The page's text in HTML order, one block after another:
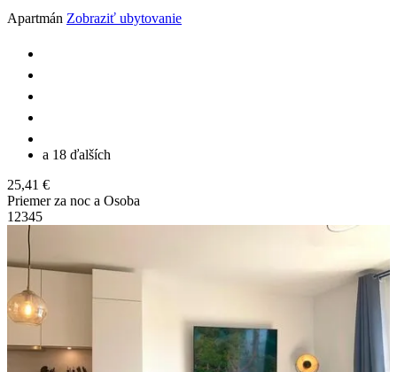
Apartmán Zobraziť ubytovanie
a 18 ďalších
25,41 €
Priemer za noc a Osoba
1 2345